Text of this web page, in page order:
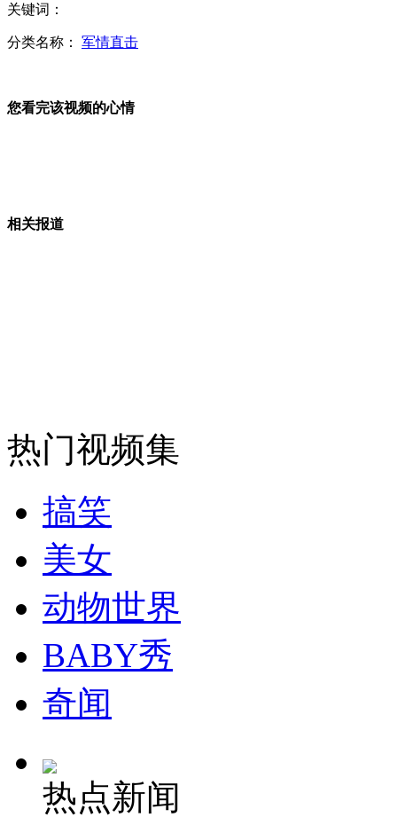
白百合被羽凡"威胁"出嫁
倒春寒来临北方迎来降雪 南方雨势再加强
山西运城恶犬咬伤多人 警民合力深夜将其击毙
女孩北京地铁殴打老人 痛下狠手拳打脚踢
无痛分娩是否安全 医生回应
关键词：
分类名称： 军情直击
您看完该视频的心情
相关报道
热门视频集
搞笑
美女
动物世界
BABY秀
奇闻
热点新闻